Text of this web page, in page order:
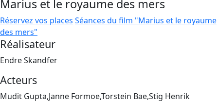
Marius et le royaume des mers
Réservez vos places Séances du film "Marius et le royaume
des mers"
Réalisateur
Endre Skandfer
Acteurs
Mudit Gupta,Janne Formoe,Torstein Bae,Stig Henrik